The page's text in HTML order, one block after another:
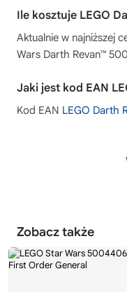
Ile kosztuje LEGO
Aktualnie w najniższej
Wars Darth Revan™
Jaki jest kod EAN
Kod EAN LEGO Darth
Zobacz także